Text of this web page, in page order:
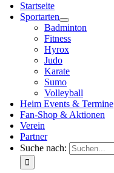
Startseite
Sportarten
Badminton
Fitness
Hyrox
Judo
Karate
Sumo
Volleyball
Heim Events & Termine
Fan-Shop & Aktionen
Verein
Partner
Suche nach: